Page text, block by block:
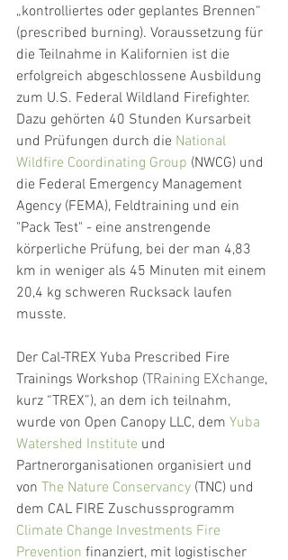
„kontrolliertes oder geplantes Brennen“
(prescribed burning). Voraussetzung für
die Teilnahme in Kalifornien ist die
erfolgreich abgeschlossene Ausbildung
zum U.S. Federal Wildland Firefighter.
Dazu gehörten 40 Stunden Kursarbeit
und Prüfungen durch die National
Wildfire Coordinating Group (NWCG) und
die Federal Emergency Management
Agency (FEMA), Feldtraining und ein
"Pack Test" - eine anstrengende
körperliche Prüfung, bei der man 4,83
km in weniger als 45 Minuten mit einem
20,4 kg schweren Rucksack laufen
musste.
Der Cal-TREX Yuba Prescribed Fire
Trainings Workshop (TRaining EXchange,
kurz “TREX”), an dem ich teilnahm,
wurde von Open Canopy LLC, dem Yuba
Watershed Institute und
Partnerorganisationen organisiert und
von The Nature Conservancy (TNC) und
dem CAL FIRE Zuschussprogramm
Climate Change Investments Fire
Prevention finanziert, mit logistischer